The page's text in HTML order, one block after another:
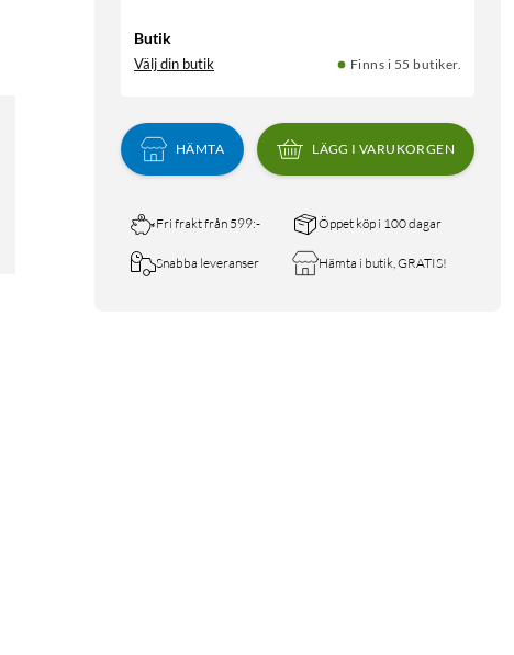
Butik
Välj din butik Finns i 55 butiker.
HÄMTA LÄGG I VARUKORGEN
Fri frakt från 599:- Öppet köp i 100 dagar
Snabba leveranser Hämta i butik, GRATIS!